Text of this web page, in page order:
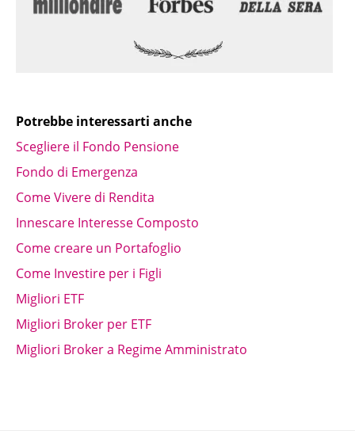
Potrebbe interessarti anche
Scegliere il Fondo Pensione
Fondo di Emergenza
Come Vivere di Rendita
Innescare Interesse Composto
Come creare un Portafoglio
Come Investire per i Figli
Migliori ETF
Migliori Broker per ETF
Migliori Broker a Regime Amministrato